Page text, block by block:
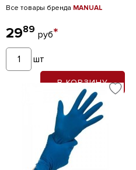
Все товары бренда MANUAL
2989 руб*
шт
В КОРЗИНУ